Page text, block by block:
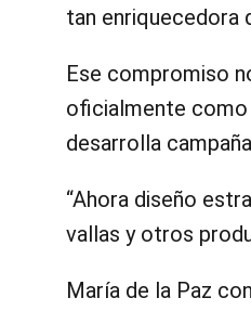
tan enriquecedora
Ese compromiso
oficialmente como
desarrolla
“Ahora diseño
vallas y otros
María de la Paz